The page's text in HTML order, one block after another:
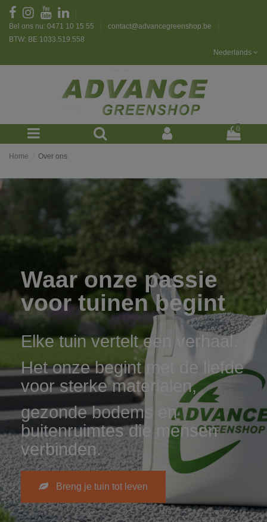
Bel ons nu: 0471 10 15 55
contact@advancegreenshop.be
BTW: BE 1033.519.558
Nederlands
0
Home Over ons
Waar onze passie
voor tuinen begint
Elke tuin vertelt een verhaal.
Het onze begint met de liefde
voor sterke materialen,
gezonde bodems en
buitenruimtes die mensen
verbinden.
Breng je tuin tot leven